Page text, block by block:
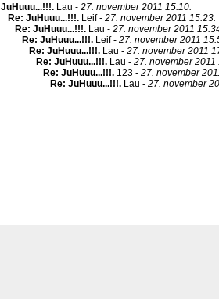
JuHuuu...!!!. Lau - 27. november 2011 15:10.
Re: JuHuuu...!!!. Leif - 27. november 2011 15:23.
Re: JuHuuu...!!!. Lau - 27. november 2011
Re: JuHuuu...!!!. Leif - 27. november 2011
Re: JuHuuu...!!!. Lau - 27. november 2011
Re: JuHuuu...!!!. Lau - 27. november 2011
Re: JuHuuu...!!!. 123 - 27. november
Re: JuHuuu...!!!. Lau - 27. november